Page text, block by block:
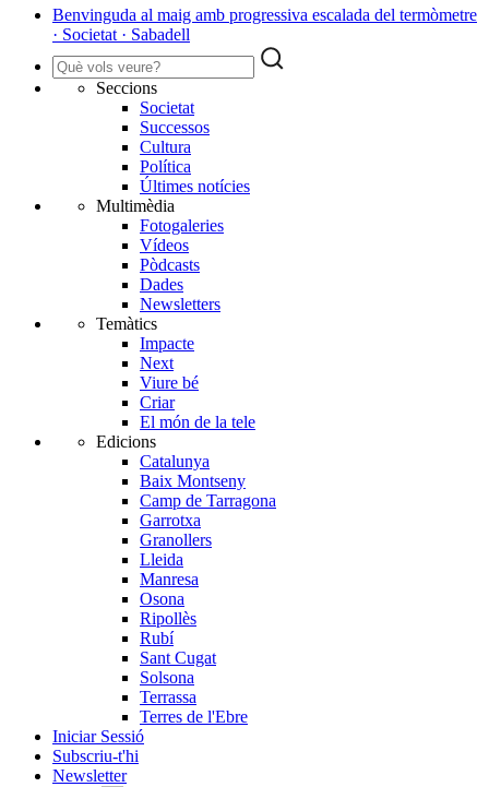
Benvinguda al maig amb progressiva escalada del termòmetre
· Societat · Sabadell
Seccions
Societat
Successos
Cultura
Política
Últimes notícies
Multimèdia
Fotogaleries
Vídeos
Pòdcasts
Dades
Newsletters
Temàtics
Impacte
Next
Viure bé
Criar
El món de la tele
Edicions
Catalunya
Baix Montseny
Camp de Tarragona
Garrotxa
Granollers
Lleida
Manresa
Osona
Ripollès
Rubí
Sant Cugat
Solsona
Terrassa
Terres de l'Ebre
Iniciar Sessió
Subscriu-t'hi
Newsletter